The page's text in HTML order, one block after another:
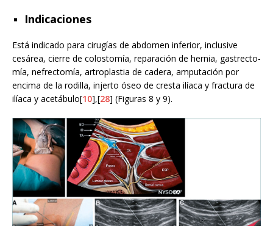
Indicaciones
Está indicado para cirugías de abdomen inferior, inclusive
cesárea, cierre de colostomía, reparación de hernia, gastrecto-
mía, nefrectomía, artroplastia de cadera, amputación por
encima de la rodilla, injerto óseo de cresta ilíaca y fractura de
ilíaca y acetábulo[10],[28] (Figuras 8 y 9).